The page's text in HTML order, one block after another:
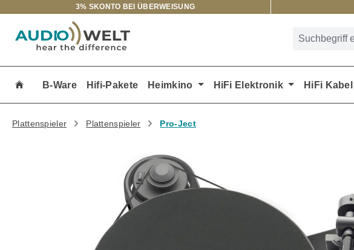
Hauptinhalt springen
Zur Suche springen
Zur Hauptnavigation springen
3% SKONTO BEI ÜBERWEISUNG
B-Ware Hifi-Pakete Heimkino HiFi Elektronik HiFi Kabel
Plattenspieler Plattenspieler Pro-Ject